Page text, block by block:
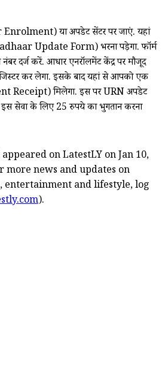
या अपडेट सेंटर पर जाएं. यहां
Update Form) भरना पड़ेगा. फॉर्म
नंबर दर्ज करें. आधार एनरॉलमेंट केंद्र पर मौजूद
कर लेगा. इसके बाद यहां से आपको एक
Receipt) मिलेगा. इस पर URN अपडेट
इस सेवा के लिए 25 रुपये का भुगतान करना
on LatestLY on Jan 10,
more news and updates on
entertainment and lifestyle, log
).